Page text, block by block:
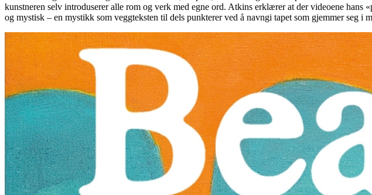
kunstneren selv introduserer alle rom og verk med egne ord. Atkins erklærer at der videoene hans
og mystisk – en mystikk som veggteksten til dels punkterer ved å navngi tapet som gjemmer seg i